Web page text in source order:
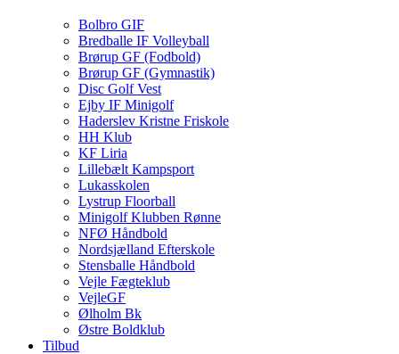
Bolbro GIF
Bredballe IF Volleyball
Brørup GF (Fodbold)
Brørup GF (Gymnastik)
Disc Golf Vest
Ejby IF Minigolf
Haderslev Kristne Friskole
HH Klub
KF Liria
Lillebælt Kampsport
Lukasskolen
Lystrup Floorball
Minigolf Klubben Rønne
NFØ Håndbold
Nordsjælland Efterskole
Stensballe Håndbold
Vejle Fægteklub
VejleGF
Ølholm Bk
Østre Boldklub
Tilbud